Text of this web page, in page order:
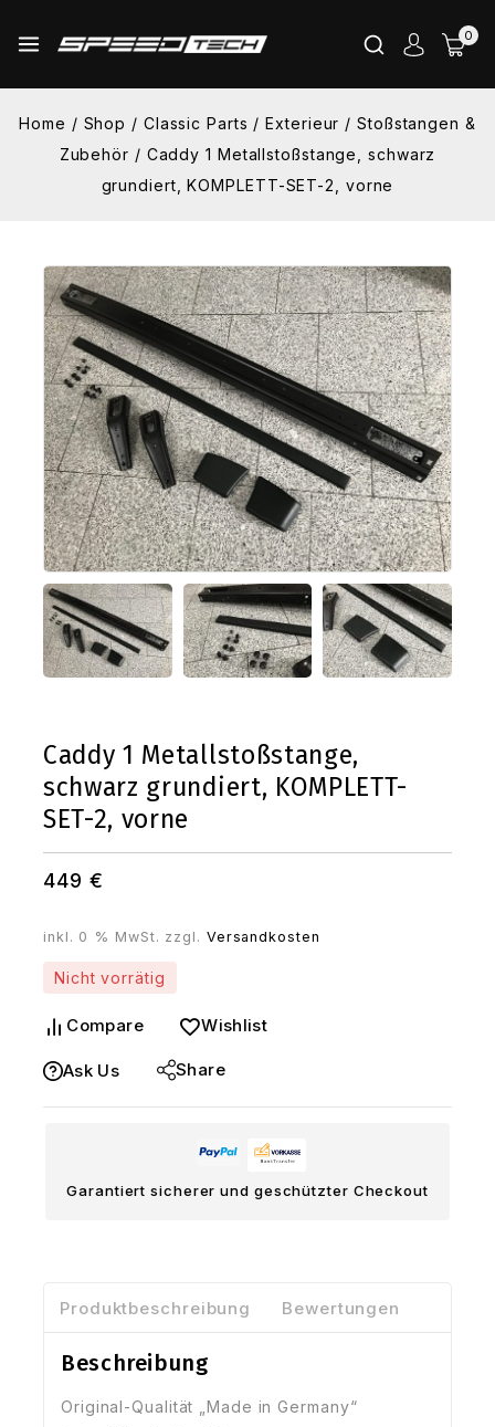
0
Home / Shop / Classic Parts / Exterieur / Stoßstangen &
Zubehör / Caddy 1 Metallstoßstange, schwarz
grundiert, KOMPLETT-SET-2, vorne
Caddy 1 Metallstoßstange,
schwarz grundiert, KOMPLETT-
SET-2, vorne
449 €
inkl. 0 % MwSt. zzgl. Versandkosten
Nicht vorrätig
Compare Wishlist
Ask Us Share
Garantiert sicherer und geschützter Checkout
Produktbeschreibung Bewertungen
Beschreibung
Original-Qualität „Made in Germany“